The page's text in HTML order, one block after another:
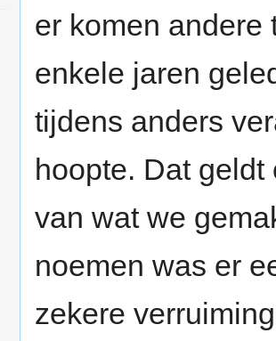
er komen andere
enkele jaren
tijdens anders
hoopte. Dat
van wat we
noemen was er
zekere